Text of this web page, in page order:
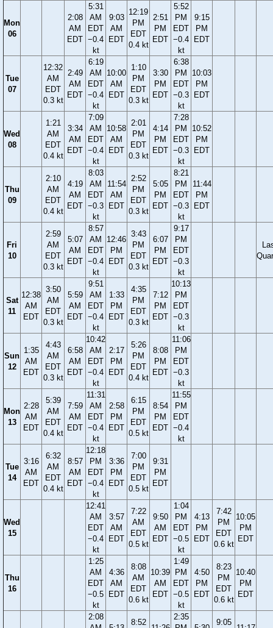
Mon
06
2:08
AM
EDT
5:31
AM
EDT
−0.4
kt
9:03
AM
EDT
12:19
PM
EDT
0.4 kt
2:51
PM
EDT
5:52
PM
EDT
−0.4
kt
9:15
PM
EDT
Tue
07
12:32
AM
EDT
0.3 kt
2:49
AM
EDT
6:19
AM
EDT
−0.4
kt
10:00
AM
EDT
1:10
PM
EDT
0.3 kt
3:30
PM
EDT
6:38
PM
EDT
−0.3
kt
10:03
PM
EDT
Wed
08
1:21
AM
EDT
0.4 kt
3:34
AM
EDT
7:09
AM
EDT
−0.4
kt
10:58
AM
EDT
2:01
PM
EDT
0.3 kt
4:14
PM
EDT
7:28
PM
EDT
−0.3
kt
10:52
PM
EDT
Thu
09
2:10
AM
EDT
0.4 kt
4:19
AM
EDT
8:03
AM
EDT
−0.3
kt
11:54
AM
EDT
2:52
PM
EDT
0.3 kt
5:05
PM
EDT
8:21
PM
EDT
−0.3
kt
11:44
PM
EDT
Fri
10
2:59
AM
EDT
0.3 kt
5:07
AM
EDT
8:57
AM
EDT
−0.4
kt
12:46
PM
EDT
3:43
PM
EDT
0.3 kt
6:07
PM
EDT
9:17
PM
EDT
−0.3
kt
Sat
11
12:38
AM
EDT
3:50
AM
EDT
0.3 kt
5:59
AM
EDT
9:51
AM
EDT
−0.4
kt
1:33
PM
EDT
4:35
PM
EDT
0.3 kt
7:12
PM
EDT
10:13
PM
EDT
−0.3
kt
Sun
12
1:35
AM
EDT
4:43
AM
EDT
0.3 kt
6:58
AM
EDT
10:42
AM
EDT
−0.4
kt
2:17
PM
EDT
5:26
PM
EDT
0.4 kt
8:08
PM
EDT
11:06
PM
EDT
−0.3
kt
Mon
13
2:28
AM
EDT
5:39
AM
EDT
0.4 kt
7:59
AM
EDT
11:31
AM
EDT
−0.4
kt
2:58
PM
EDT
6:15
PM
EDT
0.5 kt
8:54
PM
EDT
11:55
PM
EDT
−0.4
kt
Tue
14
3:16
AM
EDT
6:32
AM
EDT
0.4 kt
8:57
AM
EDT
12:18
PM
EDT
−0.4
kt
3:36
PM
EDT
7:00
PM
EDT
0.5 kt
9:31
PM
EDT
Wed
15
12:41
AM
EDT
−0.4
kt
3:57
AM
EDT
7:22
AM
EDT
0.5 kt
9:50
AM
EDT
1:04
PM
EDT
−0.5
kt
4:13
PM
EDT
7:42
PM
EDT
0.6 kt
10:05
PM
EDT
Thu
16
1:25
AM
EDT
−0.5
kt
4:36
AM
EDT
8:08
AM
EDT
0.6 kt
10:39
AM
EDT
1:49
PM
EDT
−0.5
kt
4:50
PM
EDT
8:23
PM
EDT
0.6 kt
10:40
PM
EDT
2:08
8:52
2:35
9:05